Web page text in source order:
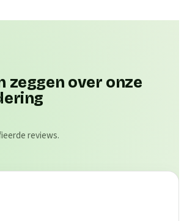
zeggen over onze
reviews.